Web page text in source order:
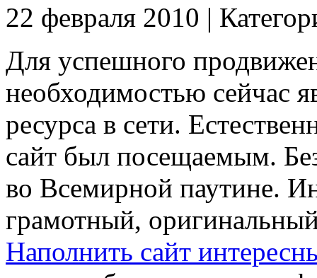
22 февраля 2010 |
Для успешного
необходимостью сейчас
ресурса в сети.
сайт был посещаемым.
во Всемирной паутине.
грамотный,
Наполнить сайт